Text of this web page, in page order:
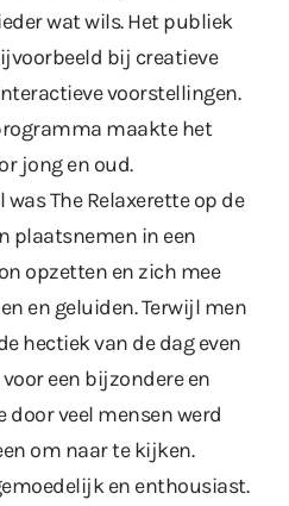
wat wils. Het publiek
bij creatieve
voorstellingen.
maakte het
jong en oud.
The Relaxerette op de
plaatsnemen in een
opzetten en zich mee
en geluiden. Terwijl men
hectiek van de dag even
een bijzondere en
door veel mensen werd
om naar te kijken.
en enthousiast.